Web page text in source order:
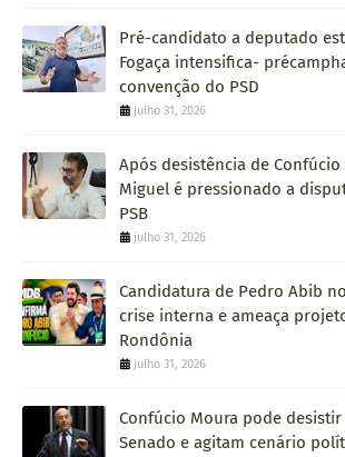
Pré-candidato a deputado
Fogaça intensifica-
convenção do PSD
julho 31, 2026
Após desistência de
Miguel é pressionado a
PSB
julho 31, 2026
Candidatura de Pedro Abib
crise interna e ameaça
Rondônia
julho 31, 2026
Confúcio Moura pode
Senado e agitam cenário